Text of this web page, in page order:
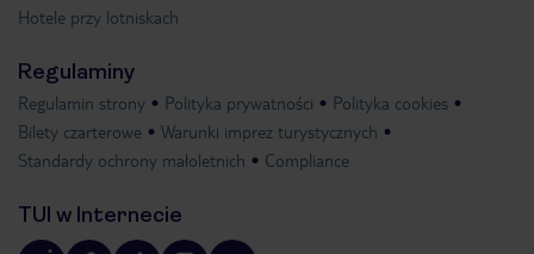
Hotele przy lotniskach
Regulaminy
Regulamin strony Polityka prywatności
Polityka cookies
Bilety czarterowe
Warunki imprez turystycznych
Standardy ochrony małoletnich
Compliance
TUI w Internecie